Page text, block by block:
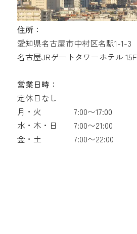
住所：
愛知県名古屋市中村区名駅1-1-3
名古屋JRゲートタワーホテル 15F
営業日時：
定休日なし
月・火
7:00〜17:00
水・木・日
7:00〜21:00
金・土
7:00〜22:00